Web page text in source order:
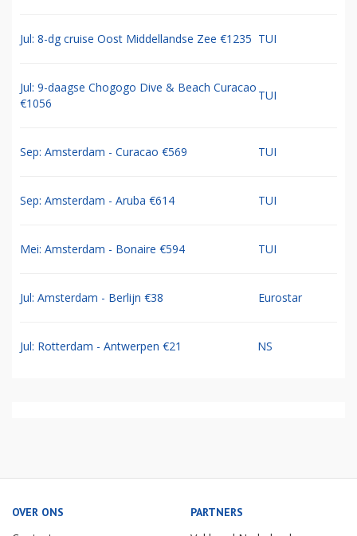
Jul: 8-dg cruise Oost Middellandse Zee €1235 TUI
Jul: 9-daagse Chogogo Dive & Beach Curacao
€1056
TUI
Sep: Amsterdam - Curacao €569 TUI
Sep: Amsterdam - Aruba €614 TUI
Mei: Amsterdam - Bonaire €594 TUI
Jul: Amsterdam - Berlijn €38 Eurostar
Jul: Rotterdam - Antwerpen €21 NS
OVER ONS PARTNERS